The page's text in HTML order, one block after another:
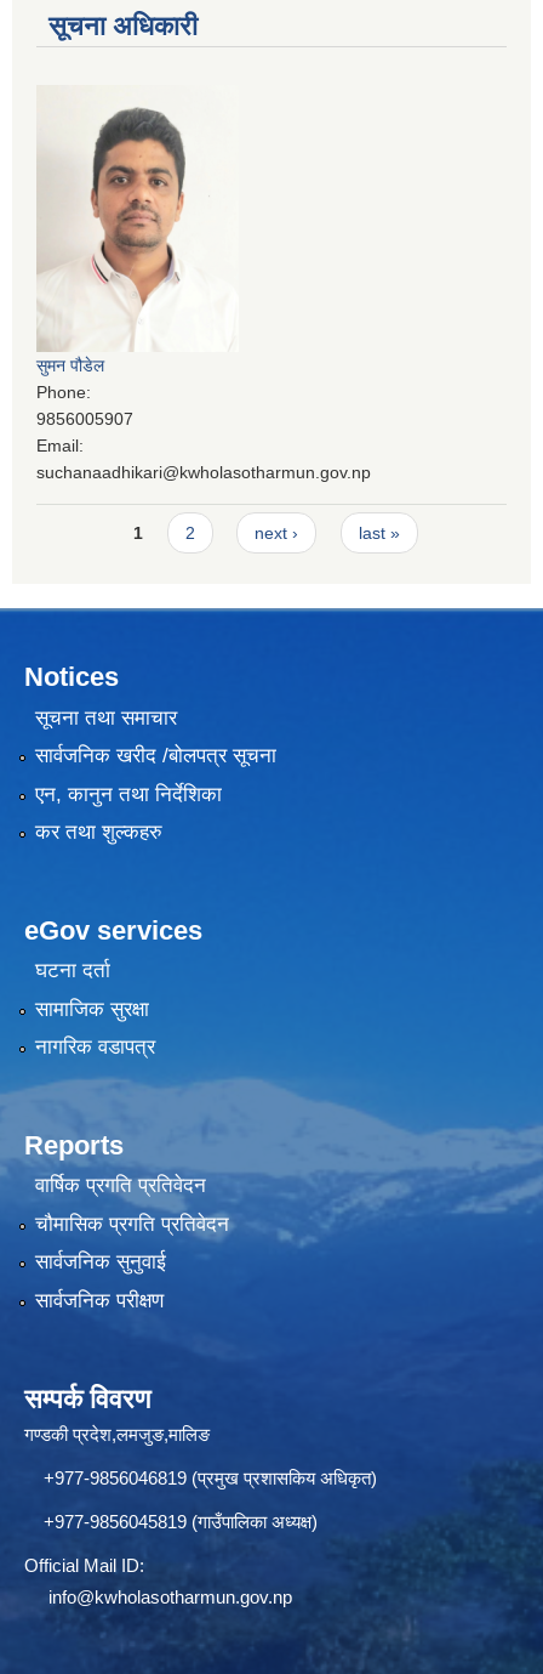
सूचना अधिकारी
सुमन पौडेल
Phone:
9856005907
Email:
suchanaadhikari@kwholasotharmun.gov.np
Pages1 2 next › last »
Notices
सूचना तथा समाचार
सार्वजनिक खरीद /बोलपत्र सूचना
एन, कानुन तथा निर्देशिका
कर तथा शुल्कहरु
eGov services
घटना दर्ता
सामाजिक सुरक्षा
नागरिक वडापत्र
Reports
वार्षिक प्रगति प्रतिवेदन
चौमासिक प्रगति प्रतिवेदन
सार्वजनिक सुनुवाई
सार्वजनिक परीक्षण
सम्पर्क विवरण
गण्डकी प्रदेश,लमजुङ,मालिङ
+977-9856046819 (प्रमुख प्रशासकिय अधिकृत)
+977-9856045819 (गाउँपालिका अध्यक्ष)
Official Mail ID:
info@kwholasotharmun.gov.np